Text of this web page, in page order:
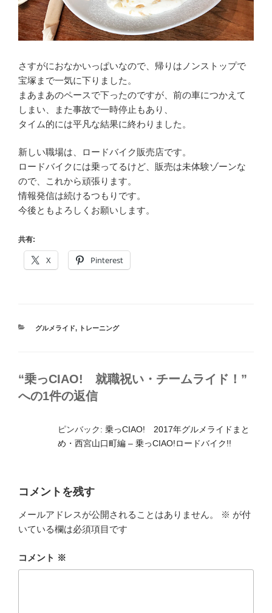
さすがにおなかいっぱいなので、帰りはノンストップで
宝塚まで一気に下りました。
まあまあのペースで下ったのですが、前の車につかえて
しまい、また事故で一時停止もあり、
タイム的には平凡な結果に終わりました。
新しい職場は、ロードバイク販売店です。
ロードバイクには乗ってるけど、販売は未体験ゾーンな
ので、これから頑張ります。
情報発信は続けるつもりです。
今後ともよろしくお願いします。
共有:
X Pinterest
カ
グルメライド, トレーニング
“乗っCIAO! 就職祝い・チームライド！”
への1件の返信
ピンバック: 乗っCIAO! 2017年グルメライドまと
め・西宮山口町編 – 乗っCIAO!ロードバイク!!
コメントを残す
メールアドレスが公開されることはありません。 ※ が付
いている欄は必須項目です
コメント ※